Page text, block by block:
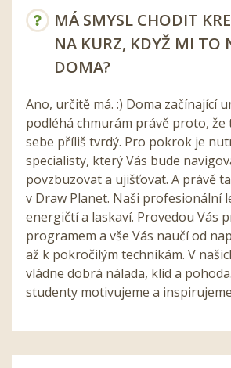
MÁ SMYSL CHODIT
NA KURZ, KDYŽ MI TO
DOMA?
Ano, určitě má. :) Doma začínající
podléhá chmurám právě proto, že
sebe příliš tvrdý. Pro pokrok je
specialisty, který Vás bude
povzbuzovat a ujišťovat. A právě
v Draw Planet. Naši profesionální
energičtí a laskaví. Provedou Vás
programem a vše Vás naučí od
až k pokročilým technikám. V
vládne dobrá nálada, klid a
studenty motivujeme a